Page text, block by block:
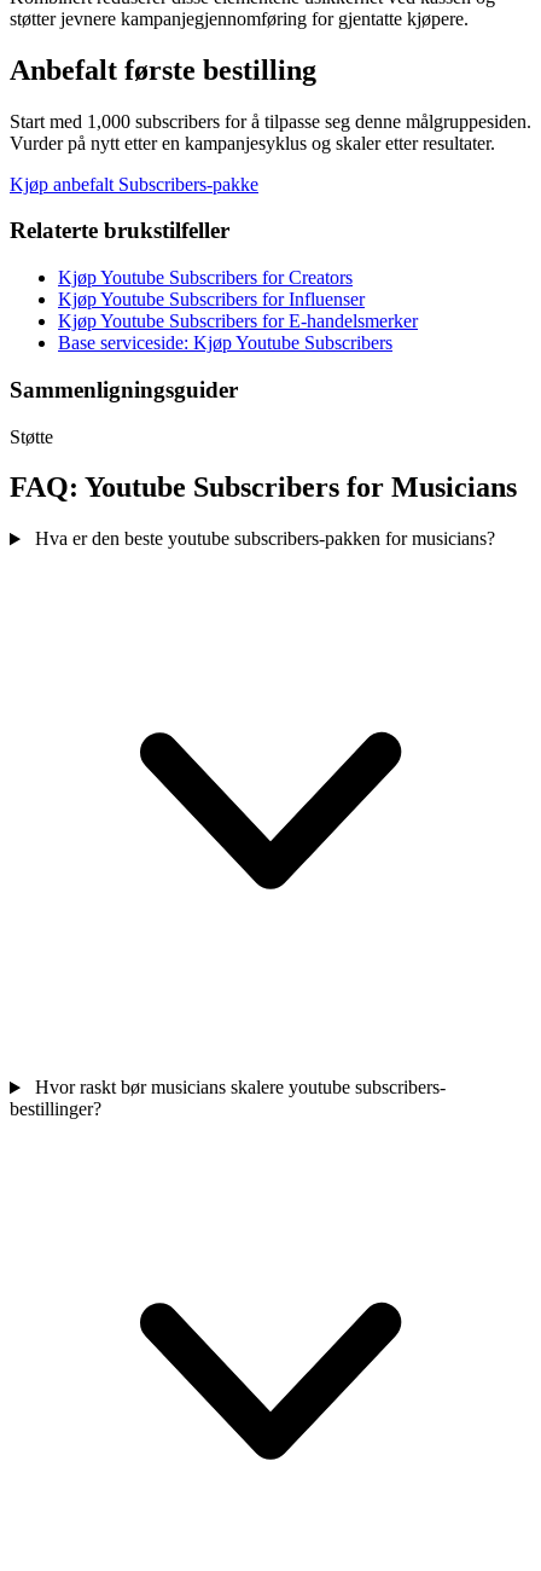
støtter jevnere kampanjegjennomføring for gjentatte kjøpere.
Anbefalt første bestilling
Start med 1,000 subscribers for å tilpasse seg denne målgruppesiden.
Vurder på nytt etter en kampanjesyklus og skaler etter resultater.
Kjøp anbefalt Subscribers-pakke
Relaterte brukstilfeller
Kjøp Youtube Subscribers for Creators
Kjøp Youtube Subscribers for Influenser
Kjøp Youtube Subscribers for E-handelsmerker
Base serviceside: Kjøp Youtube Subscribers
Sammenligningsguider
Støtte
FAQ: Youtube Subscribers for Musicians
Hva er den beste youtube subscribers-pakken for musicians?
Hvor raskt bør musicians skalere youtube subscribers-
bestillinger?